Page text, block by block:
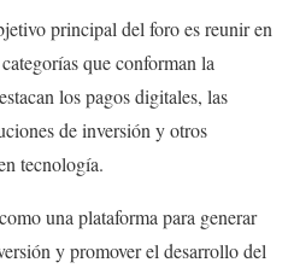
principal del foro es reunir en
que conforman la
los pagos digitales, las
de inversión y otros
tecnología.
una plataforma para generar
y promover el desarrollo del